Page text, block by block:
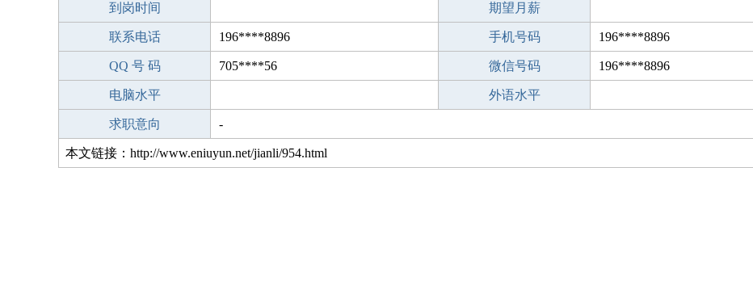
到岗时间 期望月薪
联系电话 196****8896 手机号码 196****8896
QQ 号 码 705****56 微信号码 196****8896
电脑水平 外语水平
求职意向 -
本文链接：http://www.eniuyun.net/jianli/954.html